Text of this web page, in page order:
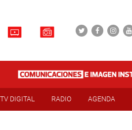
TV DIGITAL RADIO AGENDA